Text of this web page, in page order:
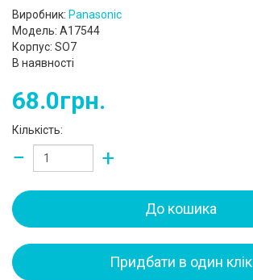
Виробник: Panasonic
Модель: A17544
Корпус: SO7
В наявності
68.0грн.
Кількість:
− +
До кошика
Придбати в один клік